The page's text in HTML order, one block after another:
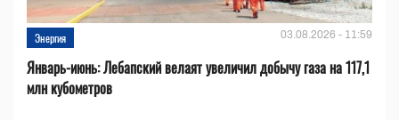
Энергия 03.08.2026 - 11:59
Январь-июнь: Лебапский велаят увеличил добычу газа на 117,1
млн кубометров